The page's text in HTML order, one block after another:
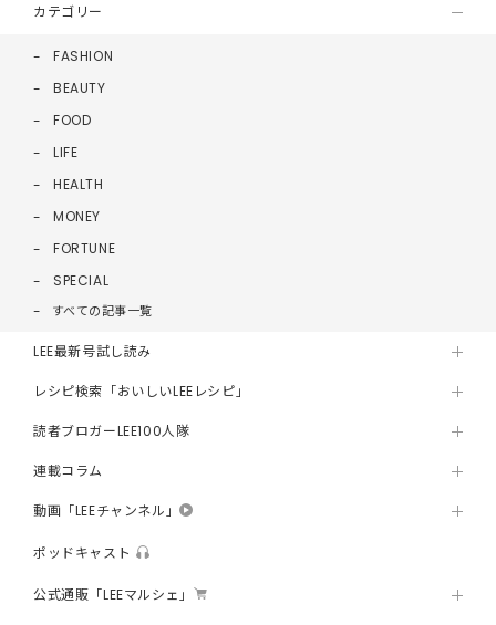
カテゴリー
FASHION
BEAUTY
FOOD
LIFE
HEALTH
MONEY
FORTUNE
SPECIAL
すべての記事一覧
LEE最新号試し読み
レシピ検索「おいしいLEEレシピ」
読者ブロガーLEE100人隊
連載コラム
動画「LEEチャンネル」
ポッドキャスト
公式通販「LEEマルシェ」